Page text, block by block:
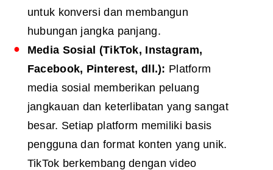
untuk konversi dan membangun
hubungan jangka panjang.
Media Sosial (TikTok, Instagram,
Facebook, Pinterest, dll.): Platform
media sosial memberikan peluang
jangkauan dan keterlibatan yang sangat
besar. Setiap platform memiliki basis
pengguna dan format konten yang unik.
TikTok berkembang dengan video